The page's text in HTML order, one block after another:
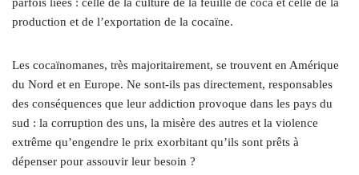
production et de l’exportation de la cocaïne.
Les cocaïnomanes, très majoritairement, se trouvent en Amérique
du Nord et en Europe. Ne sont-ils pas directement, responsables
des conséquences que leur addiction provoque dans les pays du
sud : la corruption des uns, la misère des autres et la violence
extrême qu’engendre le prix exorbitant qu’ils sont prêts à
dépenser pour assouvir leur besoin ?